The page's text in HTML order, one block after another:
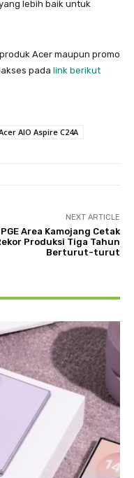
lebih baik untuk
Acer maupun promo
pada link berikut
AIO Aspire C24A
NEXT ARTICLE
PGE Area Kamojang Cetak
Produksi Tiga Tahun
Berturut-turut